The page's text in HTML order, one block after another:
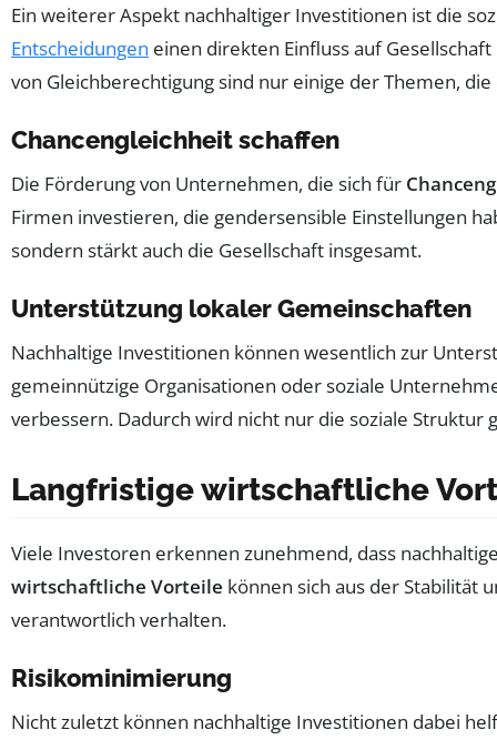
Ein weiterer Aspekt nachhaltiger Investitionen ist die
Entscheidungen einen direkten Einfluss auf
von Gleichberechtigung sind nur einige der Themen,
Chancengleichheit schaffen
Die Förderung von Unternehmen, die sich für
Firmen investieren, die gendersensible Einstellungen
sondern stärkt auch die Gesellschaft insgesamt.
Unterstützung lokaler Gemeinschaften
Nachhaltige Investitionen können wesentlich zur
gemeinnützige Organisationen oder soziale
verbessern. Dadurch wird nicht nur die soziale
Langfristige wirtschaftliche
Viele Investoren erkennen zunehmend, dass
wirtschaftliche Vorteile können sich aus der Stabilität
verantwortlich verhalten.
Risikominimierung
Nicht zuletzt können nachhaltige Investitionen dabei